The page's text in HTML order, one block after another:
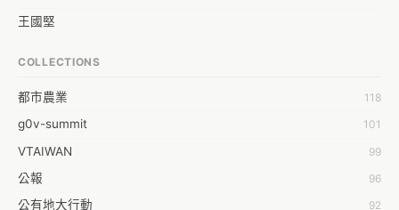
王國堅
蒼時弦也
袁乾鑫
陳泰澄
&#35377;&#24646;&#33287;
COLLECTIONS
都市農業 118
g0v-summit 101
VTAIWAN 99
公報 96
公有地大行動 92